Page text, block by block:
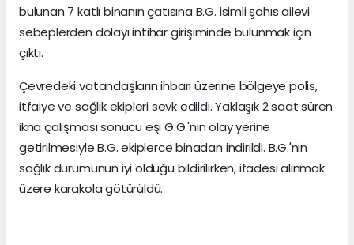
bulunan 7 katlı binanın çatısına B.G. isimli şahıs ailevi
sebeplerden dolayı intihar girişiminde bulunmak için
çıktı.
Çevredeki vatandaşların ihbarı üzerine bölgeye polis,
itfaiye ve sağlık ekipleri sevk edildi. Yaklaşık 2 saat süren
ikna çalışması sonucu eşi G.G.'nin olay yerine
getirilmesiyle B.G. ekiplerce binadan indirildi. B.G.'nin
sağlık durumunun iyi olduğu bildirilirken, ifadesi alınmak
üzere karakola götürüldü.